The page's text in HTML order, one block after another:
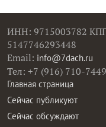
ИНН: 9715003782
5147746293448
Email: info@7dach.ru
Тел: +7 (916) 710-
Главная страница
Сейчас публикуют
Сейчас обсуждают